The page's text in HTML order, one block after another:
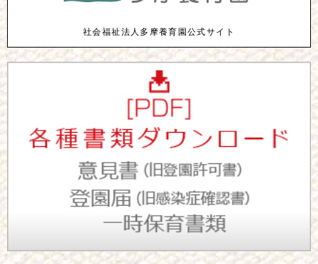
社会福祉法人多摩養育園公式サイト